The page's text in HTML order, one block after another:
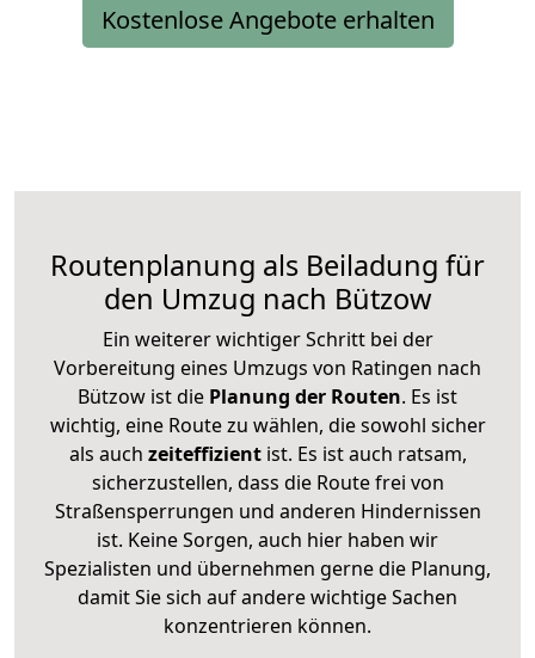
Kostenlose Angebote erhalten
Routenplanung als Beiladung für
den Umzug nach Bützow
Ein weiterer wichtiger Schritt bei der
Vorbereitung eines Umzugs von Ratingen nach
Bützow ist die Planung der Routen. Es ist
wichtig, eine Route zu wählen, die sowohl sicher
als auch zeiteffizientist. Es ist auch ratsam,
sicherzustellen, dass die Route frei von
Straßensperrungen und anderen Hindernissen
ist. Keine Sorgen, auch hier haben wir
Spezialisten und übernehmen gerne die Planung,
damit Sie sich auf andere wichtige Sachen
konzentrieren können.